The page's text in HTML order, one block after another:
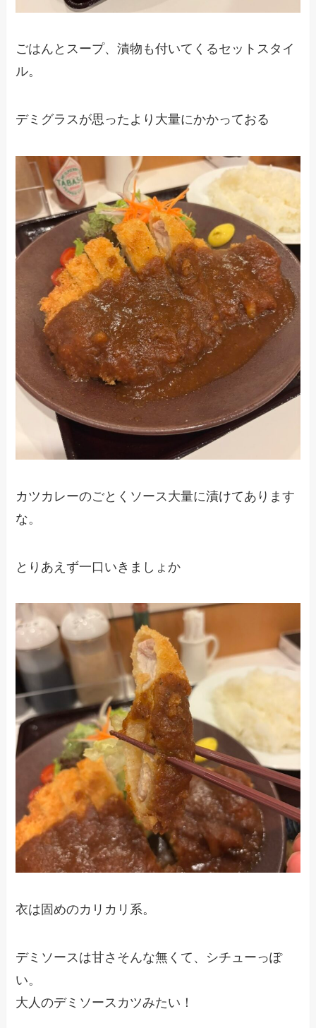
ごはんとスープ、漬物も付いてくるセットスタイ
ル。
デミグラスが思ったより大量にかかっておる
カツカレーのごとくソース大量に漬けてあります
な。
とりあえず一口いきましょか
衣は固めのカリカリ系。
デミソースは甘さそんな無くて、シチューっぽ
い。
大人のデミソースカツみたい！